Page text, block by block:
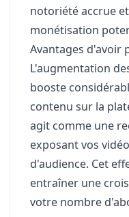
notoriété accrue
monétisation
Avantages d'avoir
L'augmentation
booste
contenu sur la
agit comme une
exposant vos
d'audience. Cet
entraîner une
votre nombre